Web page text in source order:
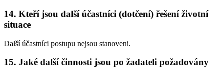
14. Kteří jsou další účastníci (dotčení) řešení životní
situace
Další účastníci postupu nejsou stanoveni.
15. Jaké další činnosti jsou po žadateli požadovány